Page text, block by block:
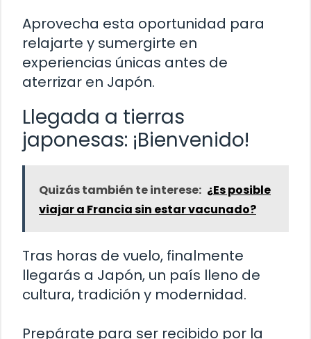
Aprovecha esta oportunidad para
relajarte y sumergirte en
experiencias únicas antes de
aterrizar en Japón.
Llegada a tierras
japonesas: ¡Bienvenido!
Quizás también te interese: ¿Es posible
viajar a Francia sin estar vacunado?
Tras horas de vuelo, finalmente
llegarás a Japón, un país lleno de
cultura, tradición y modernidad.
Prepárate para ser recibido por la